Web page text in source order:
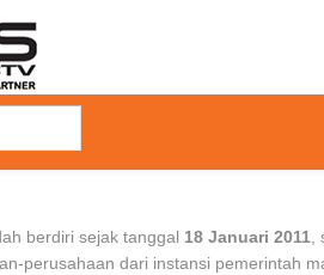
Time Attendant
berdiri sejak tanggal 18 Januari 2011
perusahaan dari instansi pemerintah